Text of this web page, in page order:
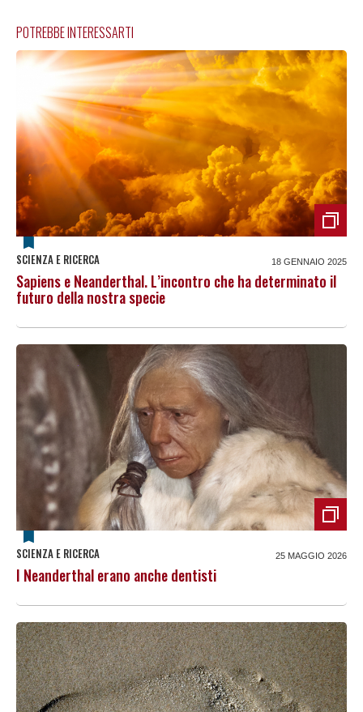
POTREBBE INTERESSARTI
SCIENZA E RICERCA 18 GENNAIO 2025
Sapiens e Neanderthal. L’incontro che ha determinato il
futuro della nostra specie
SCIENZA E RICERCA 25 MAGGIO 2026
I Neanderthal erano anche dentisti